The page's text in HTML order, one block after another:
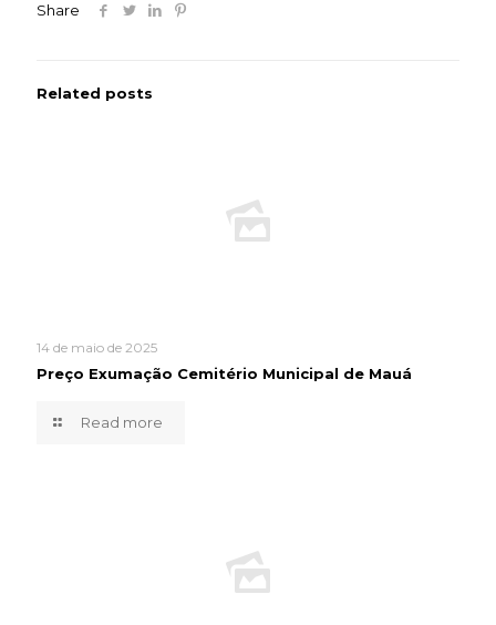
Share
Related posts
14 de maio de 2025
Preço Exumação Cemitério Municipal de Mauá
Read more